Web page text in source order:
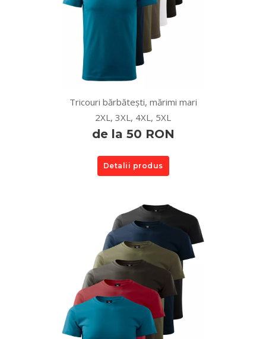
Tricouri bărbătești, mărimi mari
2XL, 3XL, 4XL, 5XL
de la 50 RON
Detalii produs